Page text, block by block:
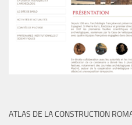
ATLAS DE LA CONSTRUCTION